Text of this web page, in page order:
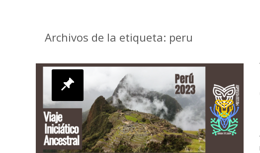
Archivos de la etiqueta: peru